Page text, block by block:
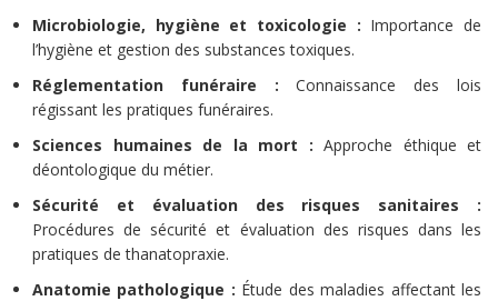
Microbiologie, hygiène et toxicologie : Importance de
l’hygiène et gestion des substances toxiques.
Réglementation funéraire : Connaissance des lois
régissant les pratiques funéraires.
Sciences humaines de la mort : Approche éthique et
déontologique du métier.
Sécurité et évaluation des risques sanitaires :
Procédures de sécurité et évaluation des risques dans les
pratiques de thanatopraxie.
Anatomie pathologique : Étude des maladies affectant les